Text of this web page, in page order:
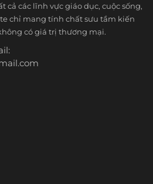
cả các lĩnh vực giáo dục, cuộc sống,
chỉ mang tính chất sưu tầm kiến
có giá trị thương mại.